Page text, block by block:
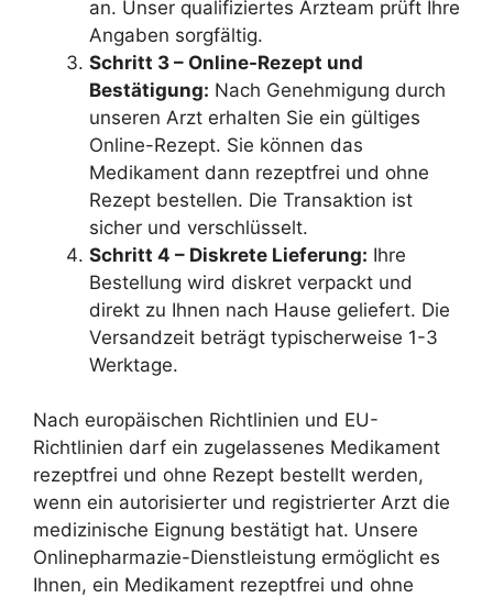
an. Unser qualifiziertes Arzteam prüft Ihre
Angaben sorgfältig.
Schritt 3 – Online-Rezept und
Bestätigung: Nach Genehmigung durch
unseren Arzt erhalten Sie ein gültiges
Online-Rezept. Sie können das
Medikament dann rezeptfrei und ohne
Rezept bestellen. Die Transaktion ist
sicher und verschlüsselt.
Schritt 4 – Diskrete Lieferung: Ihre
Bestellung wird diskret verpackt und
direkt zu Ihnen nach Hause geliefert. Die
Versandzeit beträgt typischerweise 1-3
Werktage.
Nach europäischen Richtlinien und EU-
Richtlinien darf ein zugelassenes Medikament
rezeptfrei und ohne Rezept bestellt werden,
wenn ein autorisierter und registrierter Arzt die
medizinische Eignung bestätigt hat. Unsere
Onlinepharmazie-Dienstleistung ermöglicht es
Ihnen, ein Medikament rezeptfrei und ohne